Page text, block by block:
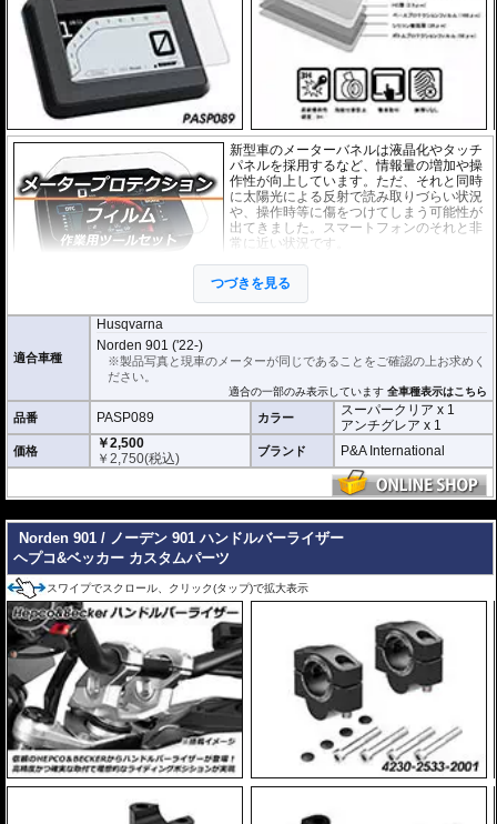
新型車のメーターバネルは液晶化やタッチ
パネルを採用するなど、情報量の増加や操
作性が向上しています。ただ、それと同時
に太陽光による反射で読み取りづらい状況
や、操作時等に傷をつけてしまう可能性が
出てきました。スマートフォンのそれと非
常に近い状況です。
このメーターパネルプロテクションフィル
ムは不要な傷や汚れからメーターパネルを
保護します。
ーパークリアとアンチグレア)が入っており、それぞれ目的に合わせたものをご
利用いただけます。
スーパークリア :耐摩耗性が非常に高く、
透明性の高いフィルム。貼り付けてしまう
とメーターになじみ、フィルムの存在がほ
とんどわからなくなります。
アンチグレア :
マット仕上げが施され、太
陽光などによる反射を軽減。視認性の低下
を防ぎ、メーターを読み取りやすくしま
す。もちろん傷に対しても有効です。
取付キット付属 :取り付けに便利なクリー
ニングクロス、細かい埃も除去する粘着シート、気泡の混入を防ぎ、きれいに
仕上げるスキージがセットになっています。
またこのフィルムは 多少の気泡なら数時間から２日ほどで自然に気泡が消える
優れもの。満足のいく取付が容易になりました。
シリコーン系粘着材を採用し、メーターを痛めることがありません。フィルム
を剥がせば、元通りの状態になります。
つづきを見る
適合車種
Husqvarna
Norden 901 ('22-)
※製品写真と現車のメーターが同じであることをご確認の上お求めく
ださい。
適合の一部のみ表示しています全車種表示はこちら
品番 PASP089 カラー
スーパークリア x 1
アンチグレア x 1
価格
￥2,500
￥2,750(税込) ブランド P&A International
Norden 901 / ノーデン 901 ハンドルバーライザー
ヘプコ&ベッカー カスタムパーツ
スワイプでスクロール、クリック(タップ)で拡大表示